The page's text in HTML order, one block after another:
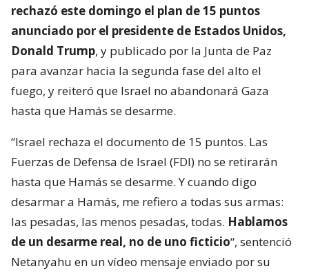
rechazó este domingo el plan de 15 puntos
anunciado por el presidente de Estados Unidos,
Donald Trump, y publicado por la Junta de Paz
para avanzar hacia la segunda fase del alto el
fuego, y reiteró que Israel no abandonará Gaza
hasta que Hamás se desarme.
“Israel rechaza el documento de 15 puntos. Las
Fuerzas de Defensa de Israel (FDI) no se retirarán
hasta que Hamás se desarme. Y cuando digo
desarmar a Hamás, me refiero a todas sus armas:
las pesadas, las menos pesadas, todas. Hablamos
de un desarme real, no de uno ficticio“, sentenció
Netanyahu en un vídeo mensaje enviado por su